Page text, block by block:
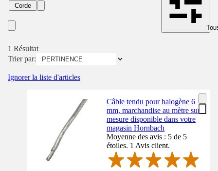
Corde
1 Résultat
Trier par:
Ignorer la liste d'articles
Câble tendu pour halogène 6
mm, marchandise au mètre sur
mesure disponible dans votre
magasin Hornbach
Moyenne des avis : 5 de 5
étoiles. 1 Avis client.